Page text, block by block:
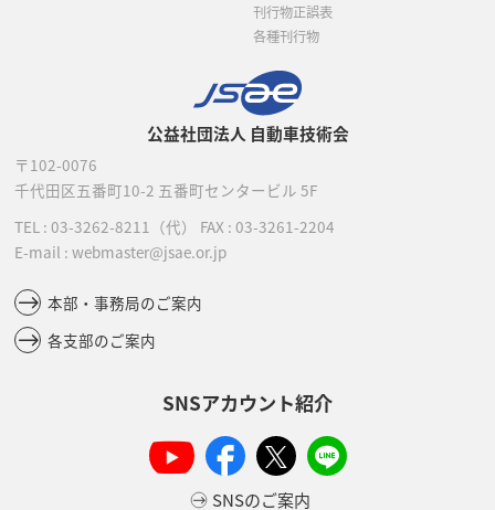
公益社団法人 自動車技術会
〒102-0076
千代田区五番町10-2 五番町センタービル 5F
TEL : 03-3262-8211 （代） FAX : 03-3261-2204
E-mail : webmaster@jsae.or.jp
本部・事務局のご案内
各支部のご案内
SNSアカウント紹介
SNSのご案内
刊行物正誤表
各種刊行物